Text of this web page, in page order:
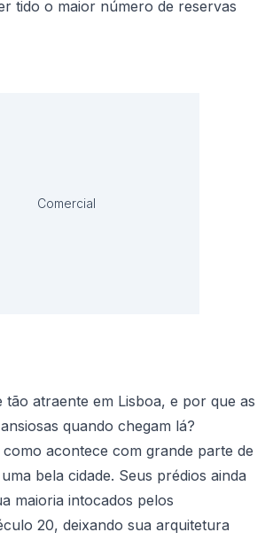
tido o maior número de reservas
Comercial
tão atraente em Lisboa, e por que as
quando chegam lá?
acontece com grande parte de
bela cidade. Seus prédios ainda
maioria intocados pelos
20, deixando sua arquitetura